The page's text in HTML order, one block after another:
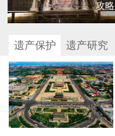
攻略
遗产保护 遗产研究